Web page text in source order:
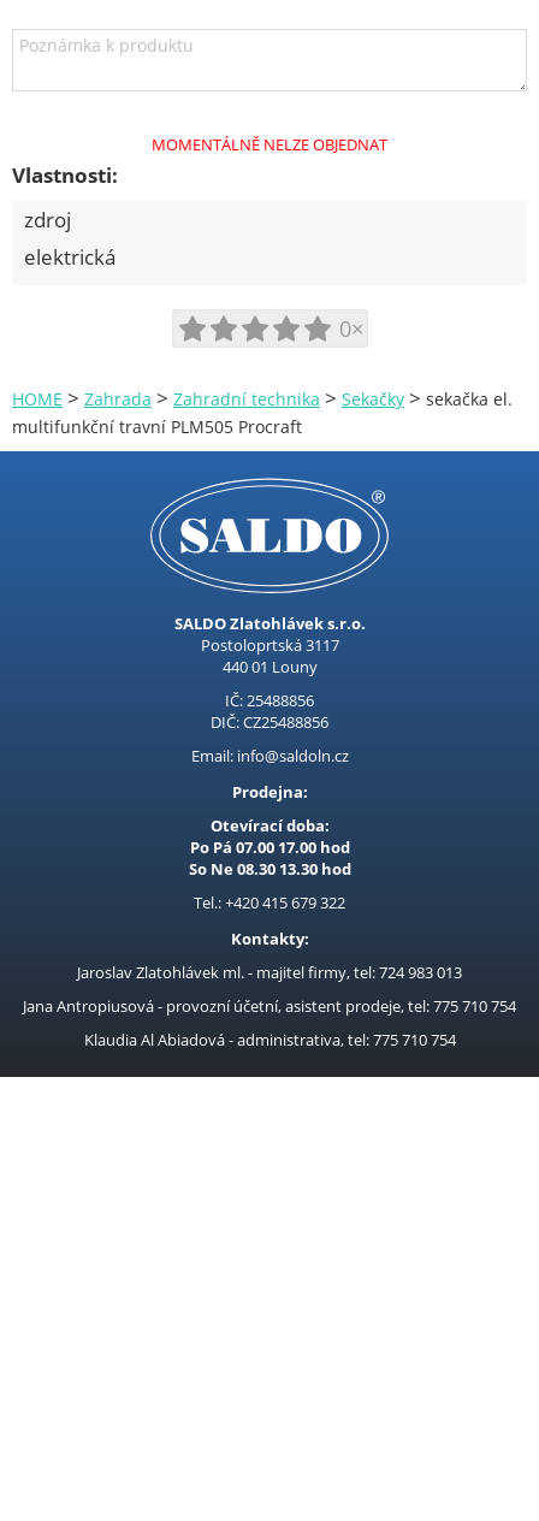
Kartáče
Diamantové kotouče a oživovací kameny
Pilové kotouče
Spojovací materiál - sklad Louny
Spojovací materiál Hašpl
Dedra nářadí
Železářství a domácí potřeby
Procraft
Prodejna LOUNY - nezařazené
Pracovní oděvy
MOMENTÁLNĚ NELZE OBJEDNAT
Vlastnosti:
zdroj
elektrická
0×
HOME > Zahrada > Zahradní technika > Sekačky > sekačka el.
multifunkční travní PLM505 Procraft
SALDO Zlatohlávek s.r.o.
Postoloprtská 3117
440 01 Louny
IČ: 25488856
DIČ: CZ25488856
Email: info@saldoln.cz
Prodejna:
Otevírací doba:
Po Pá 07.00 17.00 hod
So Ne 08.30 13.30 hod
Tel.: +420 415 679 322
Kontakty:
Jaroslav Zlatohlávek ml. - majitel firmy, tel: 724 983 013
Jana Antropiusová - provozní účetní, asistent prodeje, tel: 775 710 754
Klaudia Al Abiadová - administrativa, tel: 775 710 754